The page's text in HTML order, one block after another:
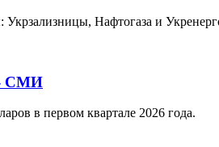
Нафтогаза и
- СМИ
в первом квартале 2026 года.